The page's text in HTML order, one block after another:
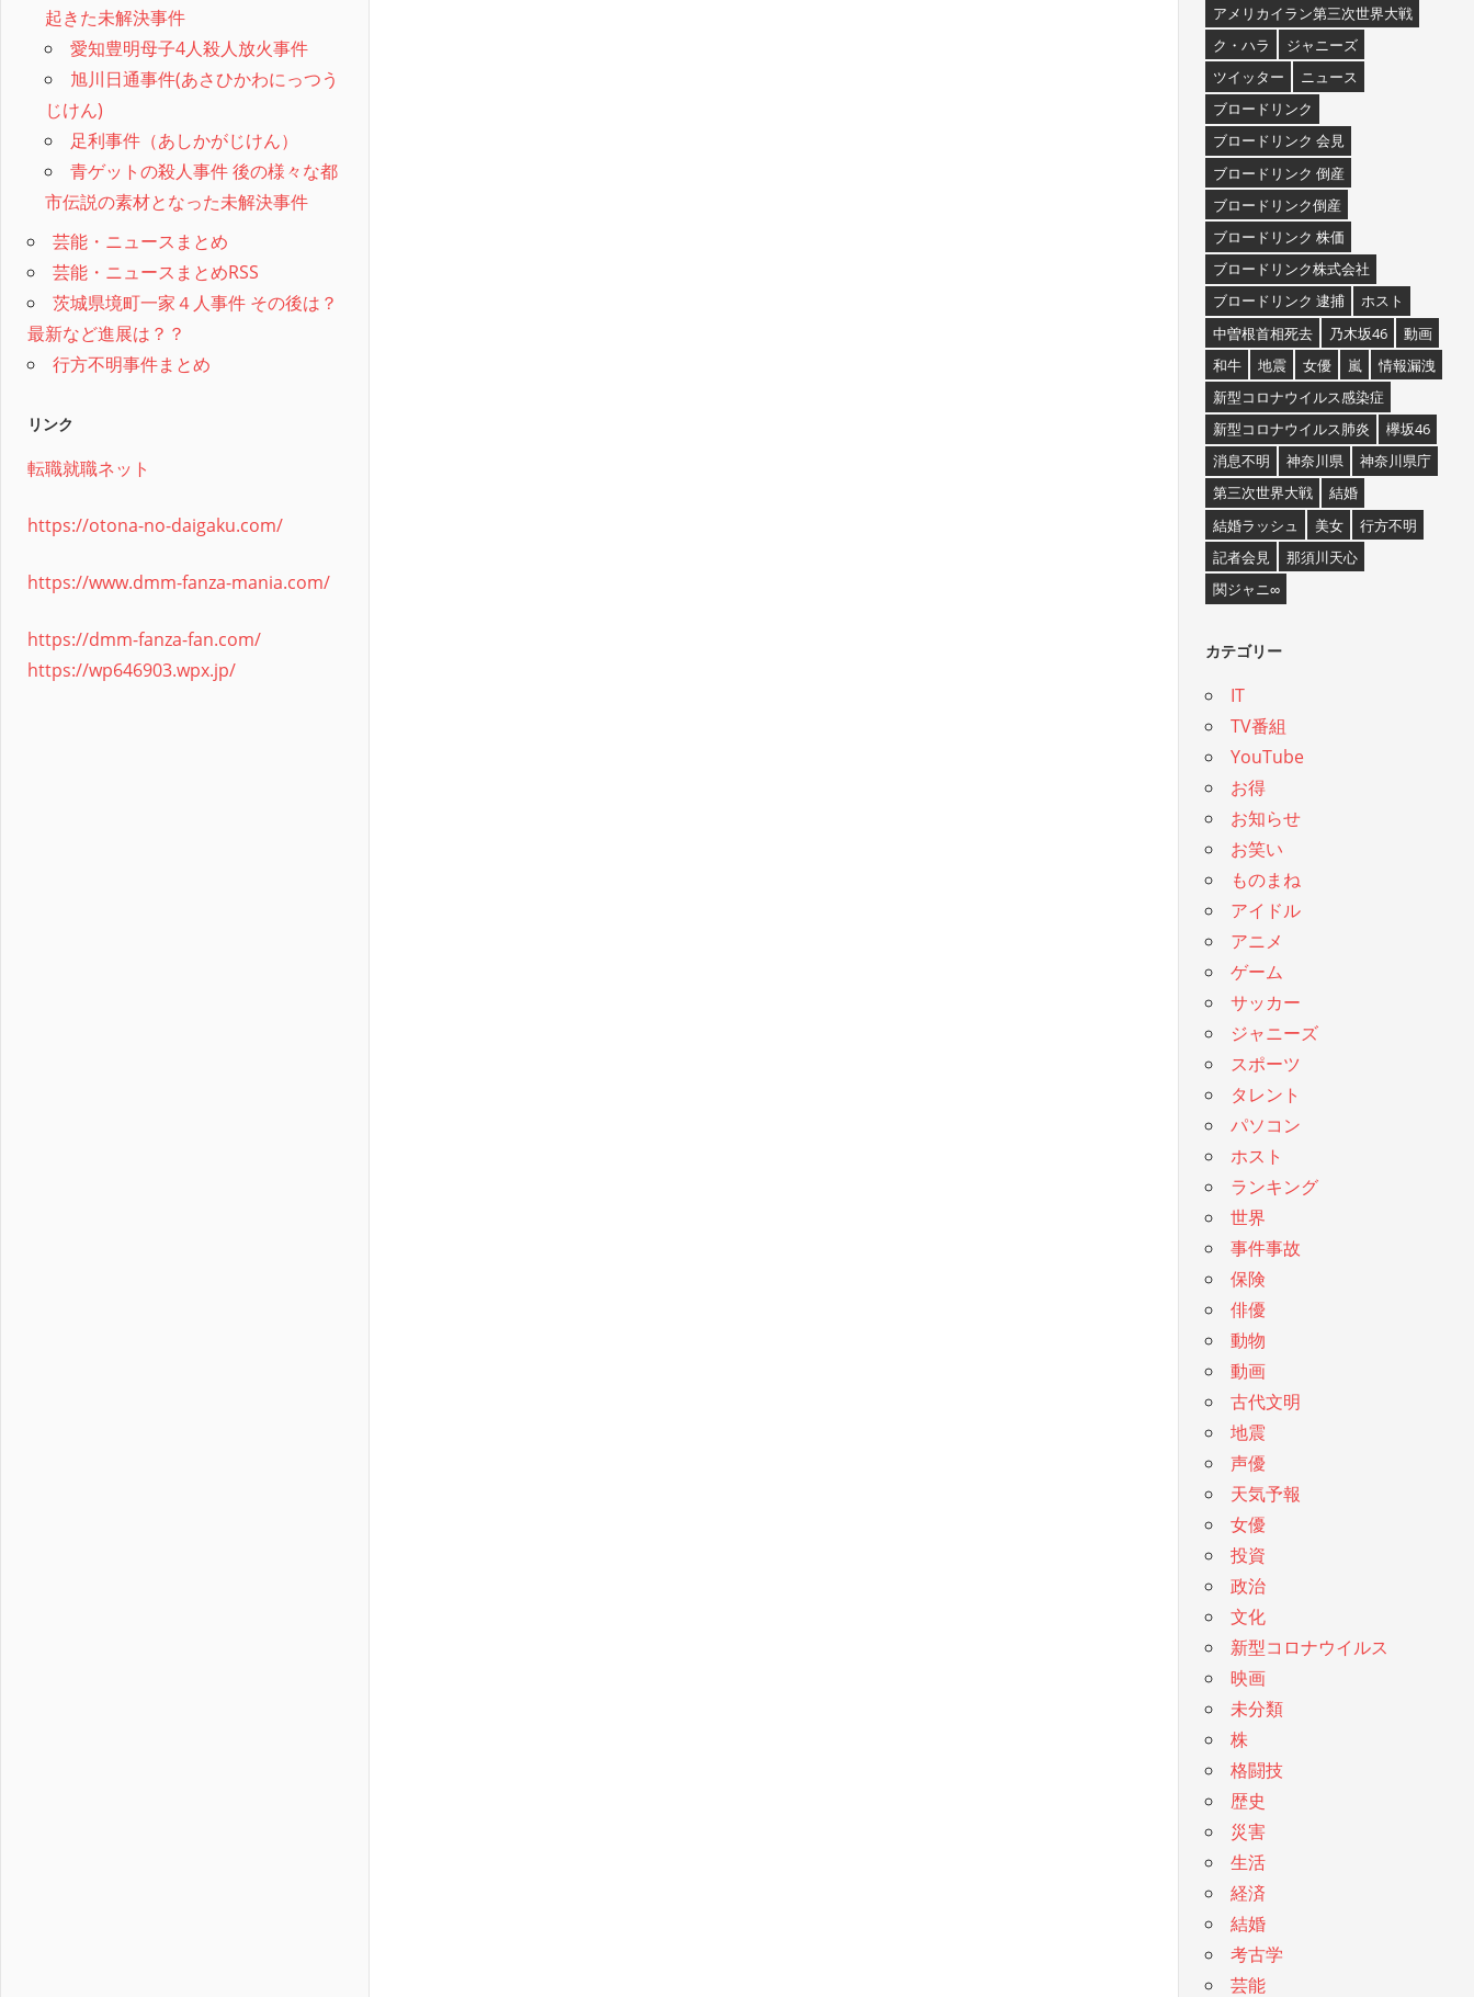
起きた未解決事件
愛知豊明母子4人殺人放火事件
旭川日通事件(あさひかわにっつう
じけん)
足利事件（あしかがじけん）
青ゲットの殺人事件 後の様々な都
市伝説の素材となった未解決事件
芸能・ニュースまとめ
芸能・ニュースまとめRSS
茨城県境町一家４人事件 その後は？
最新など進展は？？
行方不明事件まとめ
リンク
転職就職ネット
https://otona-no-daigaku.com/
https://www.dmm-fanza-mania.com/
https://dmm-fanza-fan.com/
https://wp646903.wpx.jp/
アメリカイラン第三次世界大戦
ク・ハラ
ジャニーズ
ツイッター
ニュース
ブロードリンク
ブロードリンク 会見
ブロードリンク 倒産
ブロードリンク倒産
ブロードリンク 株価
ブロードリンク株式会社
ブロードリンク 逮捕
ホスト
中曽根首相死去
乃木坂46
動画
和牛
地震 女優 嵐
情報漏洩
新型コロナウイルス感染症
新型コロナウイルス肺炎
欅坂46
消息不明
神奈川県
神奈川県庁
第三次世界大戦
結婚
結婚ラッシュ
美女
行方不明
記者会見
那須川天心
関ジャニ∞
カテゴリー
IT
TV番組
YouTube
お得
お知らせ
お笑い
ものまね
アイドル
アニメ
ゲーム
サッカー
ジャニーズ
スポーツ
タレント
パソコン
ホスト
ランキング
世界
事件事故
保険
俳優
動物
動画
古代文明
地震
声優
天気予報
女優
投資
政治
文化
新型コロナウイルス
映画
未分類
株
格闘技
歴史
災害
生活
経済
結婚
考古学
芸能